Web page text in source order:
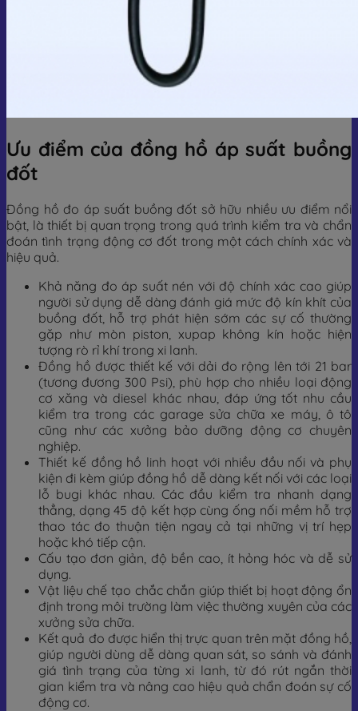
Ưu điểm của đồng hồ áp suất buồng
đốt
Đồng hồ đo áp suất buồng đốt sở hữu nhiều ưu điểm nổi
bật, là thiết bị quan trọng trong quá trình kiểm tra và chẩn
đoán tình trạng động cơ đốt trong một cách chính xác và
hiệu quả.
Khả năng đo áp suất nén với độ chính xác cao giúp
người sử dụng dễ dàng đánh giá mức độ kín khít của
buồng đốt, hỗ trợ phát hiện sớm các sự cố thường
gặp như mòn piston, xupap không kín hoặc hiện
tượng rò rỉ khí trong xi lanh.
Đồng hồ được thiết kế với dải đo rộng lên tới 21 bar
(tương đương 300 Psi), phù hợp cho nhiều loại động
cơ xăng và diesel khác nhau, đáp ứng tốt nhu cầu
kiểm tra trong các garage sửa chữa xe máy, ô tô
cũng như các xưởng bảo dưỡng động cơ chuyên
nghiệp.
Thiết kế đồng hồ linh hoạt với nhiều đầu nối và phụ
kiện đi kèm giúp đồng hồ dễ dàng kết nối với các loại
lỗ bugi khác nhau. Các đầu kiểm tra nhanh dạng
thẳng, dạng 45 độ kết hợp cùng ống nối mềm hỗ trợ
thao tác đo thuận tiện ngay cả tại những vị trí hẹp
hoặc khó tiếp cận.
Cấu tạo đơn giản, độ bền cao, ít hỏng hóc và dễ sử
dụng.
Vật liệu chế tạo chắc chắn giúp thiết bị hoạt động ổn
định trong môi trường làm việc thường xuyên của các
xưởng sửa chữa.
Kết quả đo được hiển thị trực quan trên mặt đồng hồ,
giúp người dùng dễ dàng quan sát, so sánh và đánh
giá tình trạng của từng xi lanh, từ đó rút ngắn thời
gian kiểm tra và nâng cao hiệu quả chẩn đoán sự cố
động cơ.